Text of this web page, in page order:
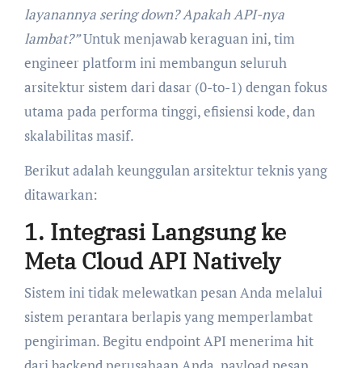
layanannya sering down? Apakah API-nya
lambat?”Untuk menjawab keraguan ini, tim
engineer platform ini membangun seluruh
arsitektur sistem dari dasar (0-to-1) dengan fokus
utama pada performa tinggi, efisiensi kode, dan
skalabilitas masif.
Berikut adalah keunggulan arsitektur teknis yang
ditawarkan:
1. Integrasi Langsung ke
Meta Cloud API Natively
Sistem ini tidak melewatkan pesan Anda melalui
sistem perantara berlapis yang memperlambat
pengiriman. Begitu endpoint API menerima hit